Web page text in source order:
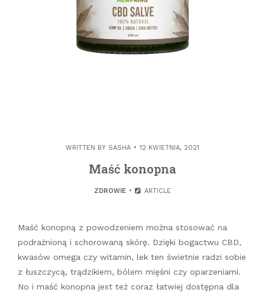
WRITTEN BY SASHA 12 KWIETNIA, 2021
Maść konopna
ZDROWIE ARTICLE
Maść konopną z powodzeniem można stosować na
podrażnioną i schorowaną skórę. Dzięki bogactwu CBD,
kwasów omega czy witamin, lek ten świetnie radzi sobie
z łuszczycą, trądzikiem, bólem mięśni czy oparzeniami.
No i maść konopna jest też coraz łatwiej dostępna dla